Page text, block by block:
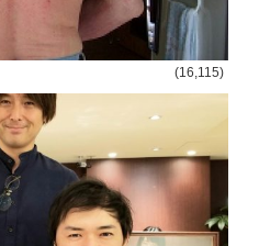
(16,115)